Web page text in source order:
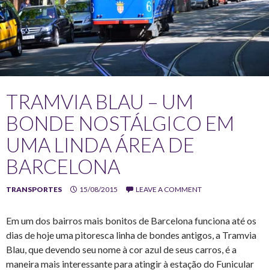
TRAMVIA BLAU – UM
BONDE NOSTÁLGICO EM
UMA LINDA ÁREA DE
BARCELONA
TRANSPORTES 15/08/2015 LEAVE A COMMENT
Em um dos bairros mais bonitos de Barcelona funciona até os
dias de hoje uma pitoresca linha de bondes antigos, a Tramvia
Blau, que devendo seu nome à cor azul de seus carros, é a
maneira mais interessante para atingir à estação do Funicular